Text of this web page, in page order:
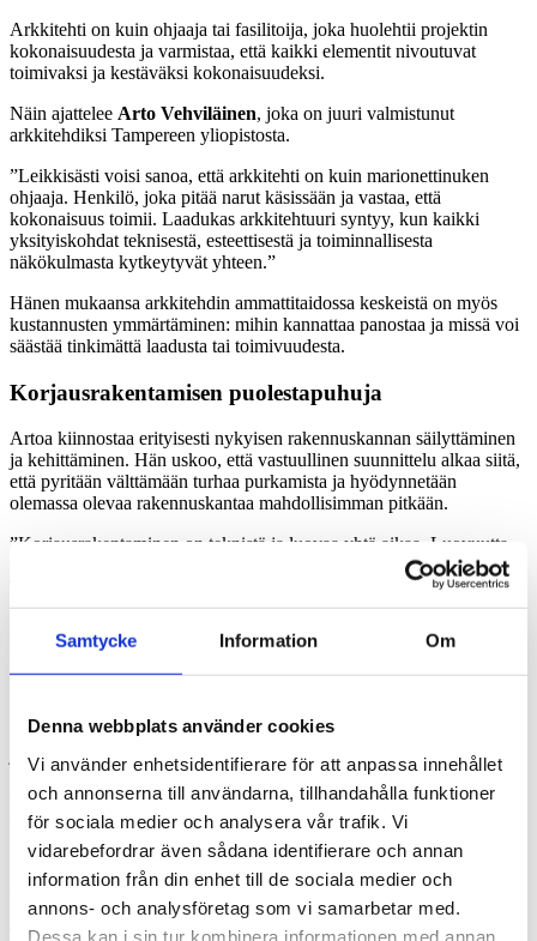
Samtycke Information Om
Denna webbplats använder cookies
Vi använder enhetsidentifierare för att anpassa innehållet
och annonserna till användarna, tillhandahålla funktioner
för sociala medier och analysera vår trafik. Vi
vidarebefordrar även sådana identifierare och annan
information från din enhet till de sociala medier och
annons- och analysföretag som vi samarbetar med.
Dessa kan i sin tur kombinera informationen med annan
Arkkitehti on kuin ohjaaja tai fasilitoija, joka huolehtii projektin
kokonaisuudesta ja varmistaa, että kaikki elementit nivoutuvat
toimivaksi ja kestäväksi kokonaisuudeksi.
Näin ajattelee Arto Vehviläinen, joka on juuri valmistunut
arkkitehdiksi Tampereen yliopistosta.
”Leikkisästi voisi sanoa, että arkkitehti on kuin marionettinuken
ohjaaja. Henkilö, joka pitää narut käsissään ja vastaa, että
kokonaisuus toimii. Laadukas arkkitehtuuri syntyy, kun kaikki
yksityiskohdat teknisestä, esteettisestä ja toiminnallisesta
näkökulmasta kytkeytyvät yhteen.”
Hänen mukaansa arkkitehdin ammattitaidossa keskeistä on myös
kustannusten ymmärtäminen: mihin kannattaa panostaa ja missä voi
säästää tinkimättä laadusta tai toimivuudesta.
Korjausrakentamisen puolestapuhuja
Artoa kiinnostaa erityisesti nykyisen rakennuskannan säilyttäminen
ja kehittäminen. Hän uskoo, että vastuullinen suunnittelu alkaa siitä,
että pyritään välttämään turhaa purkamista ja hyödynnetään
olemassa olevaa rakennuskantaa mahdollisimman pitkään.
”Korjausrakentaminen on teknistä ja luovaa yhtä aikaa. Luovuutta
vain toteutetaan toisenlaisin keinoin kuin uudisrakentamisessa.
Työssäni kiinnostaa eniten se, miten vanhat tilat saadaan toimimaan
uusille käyttäjille ja uudella aikajänteellä”, hän sanoo.
Hänen mukaansa erityisesti 1960-1980-lukujen arkkitehtuuri
ansaitsisi uudelleen arvostusta.
mielestäni hyvää rehellistä arkkitehtuuria. Rakennukset ovat toimivia
ja selkeitä, eikä niissä ole turhia krumeluureja. Postmodernistisia
rakennuksia ei vielä yleisesti tunnusteta arvokkaiksi, mutta uskon,
että ne voivat kokea samantapaisen kehityksen kuin 1900-luvun
alun puutalot, joita aikoinaan purettiin surutta, mutta nyt niitä
romantisoidaan.”
Diplomityö: Pienillä valinnoilla isoja vaikutuksia
Tengbomilla Arto on päässyt syventämään kiinnostustaan säästävään